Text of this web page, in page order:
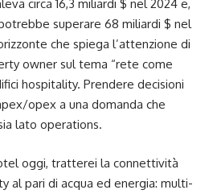
circa 16,3 miliardi $ nel 2024 e,
superare 68 miliardi $ nel
che spiega l’attenzione di
owner sul tema “rete come
hospitality. Prendere decisioni
opex a una domanda che
lato operations.
oggi, tratterei la connettività
al pari di acqua ed energia: multi-